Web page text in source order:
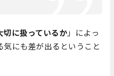
切に扱っているか」によっ
にも差が出るということ